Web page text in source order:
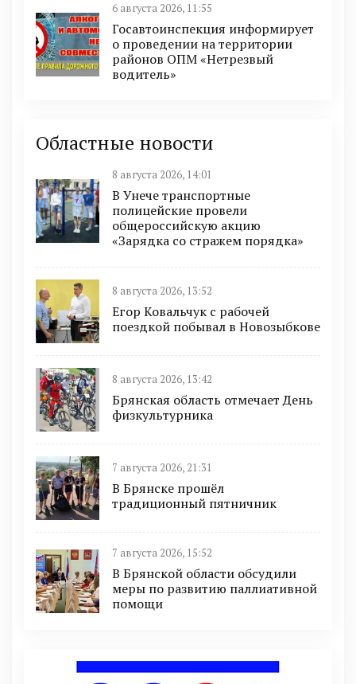
6 августа 2026, 11:55
Госавтоинспекция информирует
о проведении на территории
районов ОПМ «Нетрезвый
водитель»
Областные новости
8 августа 2026, 14:01
В Унече транспортные
полицейские провели
общероссийскую акцию
«Зарядка со стражем порядка»
8 августа 2026, 13:52
Егор Ковальчук с рабочей
поездкой побывал в Новозыбкове
8 августа 2026, 13:42
Брянская область отмечает День
физкультурника
7 августа 2026, 21:31
В Брянске прошёл
традиционный пятничник
7 августа 2026, 15:52
В Брянской области обсудили
меры по развитию паллиативной
помощи